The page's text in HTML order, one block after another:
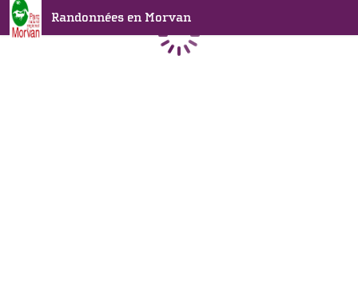
Randonnées en Morvan
Chargement